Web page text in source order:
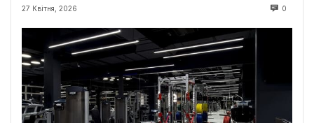
27 Квітня, 2026 0